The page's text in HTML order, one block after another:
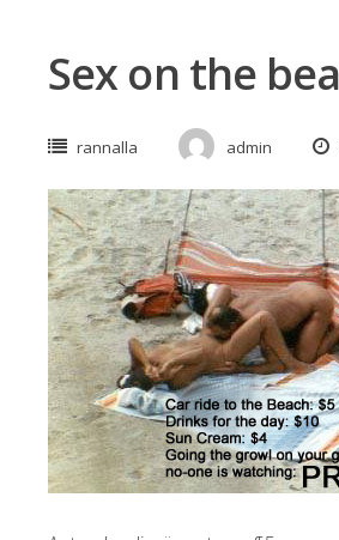
Sex on the
rannalla admin